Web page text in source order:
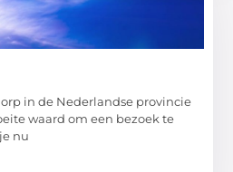
in de Nederlandse provincie
waard om een bezoek te
nu